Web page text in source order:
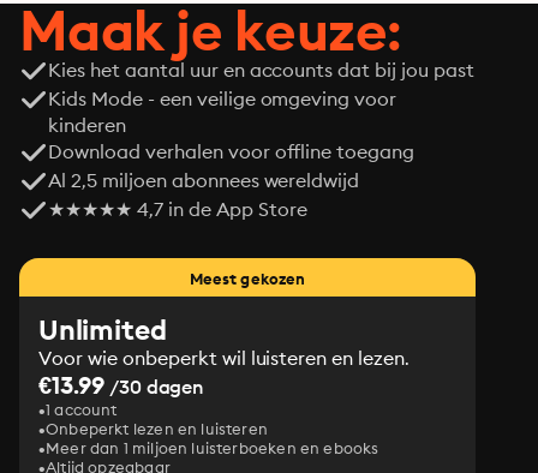
Maak je keuze:
Kies het aantal uur en accounts dat bij jou past
Kids Mode - een veilige omgeving voor
kinderen
Download verhalen voor offline toegang
Al 2,5 miljoen abonnees wereldwijd
★★★★★ 4,7 in de App Store
Meest gekozen
Unlimited
Voor wie onbeperkt wil luisteren en lezen.
€13.99 /30 dagen
1 account
Onbeperkt lezen en luisteren
Meer dan 1 miljoen luisterboeken en ebooks
Altijd opzegbaar